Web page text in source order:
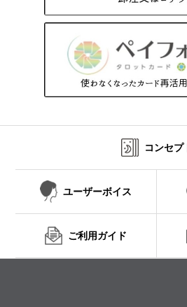
コンセプ
ユーザーボイス
ご利用ガイド